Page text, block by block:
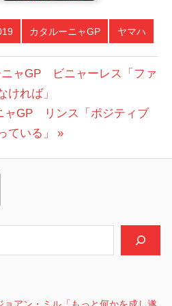
カタルーニャGP ヤマハ
ニャGP ビニャーレス「ファ
ければ」
ャGP リンス「ポジティブ
ている」